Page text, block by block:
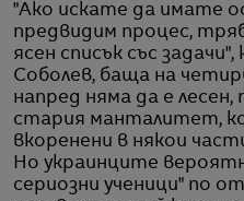
"Ако искате да имате
предвидим процес,
ясен списък със
Соболев, баща на
напред няма да е лесен,
стария манталитет,
вкоренени в някои
Но украинците
сериозни ученици" по